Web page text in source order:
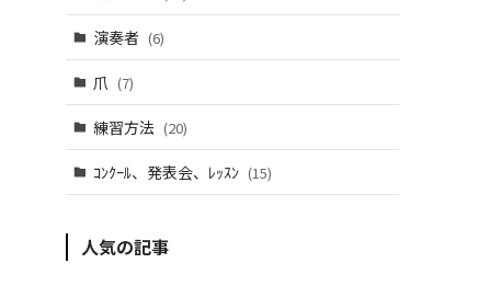
演奏者 (6)
爪 (7)
練習方法 (20)
ｺﾝｸｰﾙ、発表会、ﾚｯｽﾝ (15)
人気の記事